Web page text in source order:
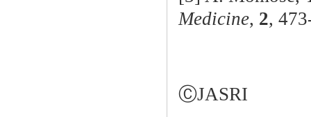
Medicine, 2,
ⒸJASRI